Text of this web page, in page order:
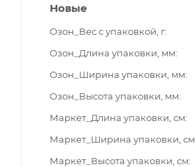
Новые
Озон_Вес с упаковкой, г
Озон_Длина упаковки, мм
Озон_Ширина упаковки, мм
Озон_Высота упаковки, мм
Маркет_Длина упаковки, см
Маркет_Ширина упаковки, см
Маркет_Высота упаковки, см